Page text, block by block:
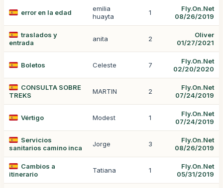
error en la edad
emilia
huayta
1
Fly.On.Net
08/26/2019
traslados y
entrada
anita 2
Oliver
01/27/2021
Boletos Celeste 7
Fly.On.Net
02/20/2020
CONSULTA SOBRE
TREKS
MARTIN 2
Fly.On.Net
07/24/2019
Vértigo Modest 1
Fly.On.Net
07/24/2019
Servicios
sanitarios camino inca
Jorge 3
Fly.On.Net
08/26/2019
Cambios a
itinerario
Tatiana 1
Fly.On.Net
05/31/2019